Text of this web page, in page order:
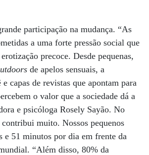
participação na mudança. “As
a uma forte pressão social que
precoce. Desde pequenas,
de apelos sensuais, a
capas de revistas que apontam para
o valor que a sociedade dá a
e psicóloga Rosely Sayão. No
muito. Nossos pequenos
e 51 minutos por dia em frente da
“Além disso, 80% da